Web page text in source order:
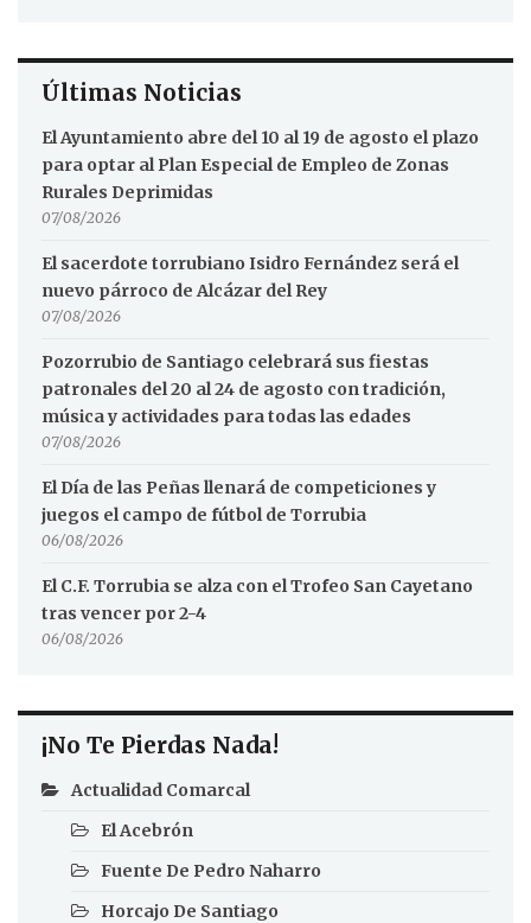
Últimas Noticias
El Ayuntamiento abre del 10 al 19 de agosto el plazo
para optar al Plan Especial de Empleo de Zonas
Rurales Deprimidas
07/08/2026
El sacerdote torrubiano Isidro Fernández será el
nuevo párroco de Alcázar del Rey
07/08/2026
Pozorrubio de Santiago celebrará sus fiestas
patronales del 20 al 24 de agosto con tradición,
música y actividades para todas las edades
07/08/2026
El Día de las Peñas llenará de competiciones y
juegos el campo de fútbol de Torrubia
06/08/2026
El C.F. Torrubia se alza con el Trofeo San Cayetano
tras vencer por 2-4
06/08/2026
¡No Te Pierdas Nada!
Actualidad Comarcal
El Acebrón
Fuente De Pedro Naharro
Horcajo De Santiago